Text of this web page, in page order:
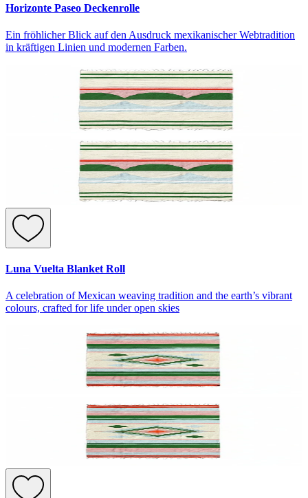
Horizonte Paseo Deckenrolle
Ein fröhlicher Blick auf den Ausdruck mexikanischer Webtradition
in kräftigen Linien und modernen Farben.
Luna Vuelta Blanket Roll
A celebration of Mexican weaving tradition and the earth’s vibrant
colours, crafted for life under open skies